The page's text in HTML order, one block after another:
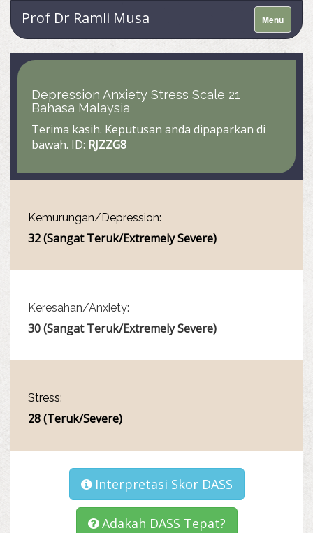
Menu
Prof Dr Ramli Musa
Depression Anxiety Stress Scale 21
Bahasa Malaysia
Terima kasih. Keputusan anda dipaparkan di
bawah. ID: RJZZG8
Kemurungan/Depression:
32 (Sangat Teruk/Extremely Severe)
Keresahan/Anxiety:
30 (Sangat Teruk/Extremely Severe)
Stress:
28 (Teruk/Severe)
Interpretasi Skor DASS
Adakah DASS Tepat?